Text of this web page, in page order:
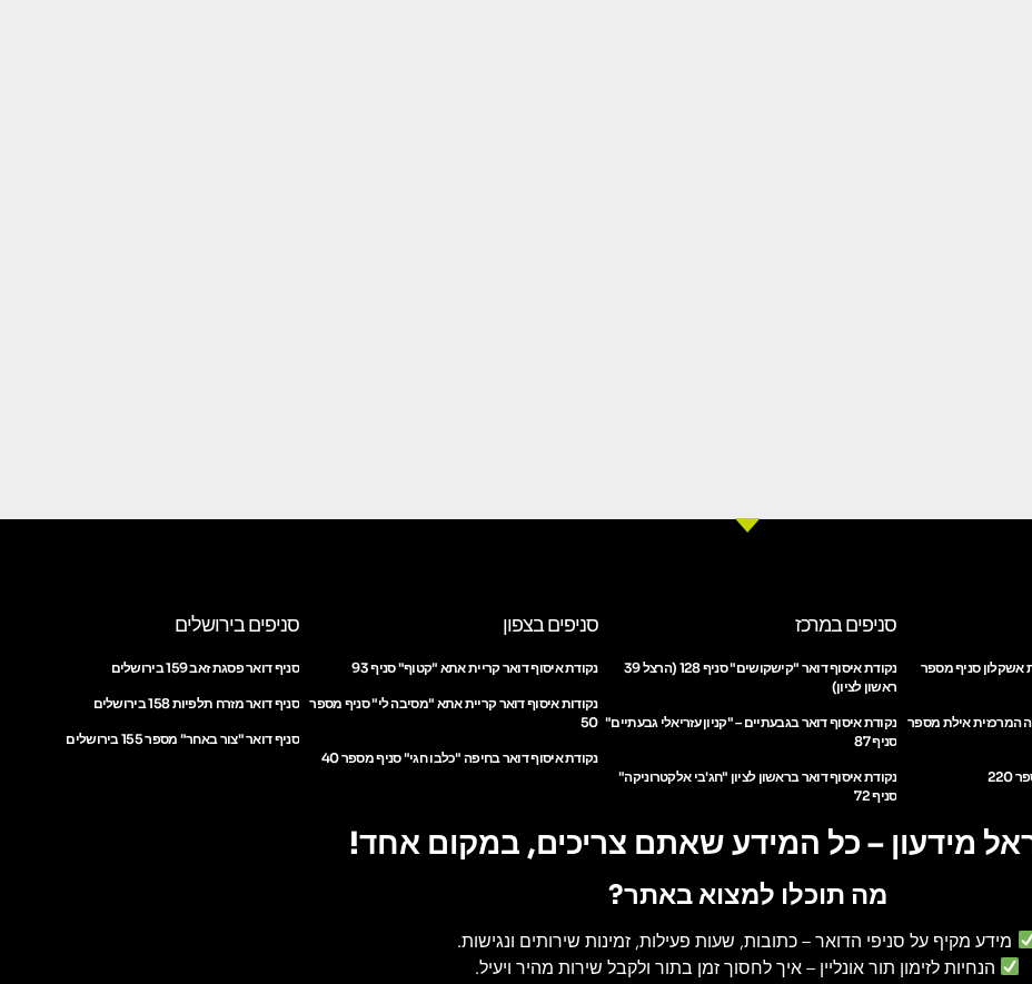
אשקלון סניף מספר
המרכזית אילת מספר
סניפים במרכז
נקודת איסוף דואר "קישקושים" סניף 128 (הרצל 39
ראשון לציון)
נקודת איסוף דואר בגבעתיים – "קניון עזריאלי גבעתיים"
סניף 87
נקודת איסוף דואר בראשון לציון "חג'בי אלקטרוניקה"
סניף 72
סניפים בצפון
נקודת איסוף דואר קריית אתא "קטוף" סניף 93
נקודות איסוף דואר קריית אתא "מסיבה לי" סניף מספר
50
נקודת איסוף דואר בחיפה "כלבו חגי" סניף מספר 40
סניפים בירושלים
סניף דואר פסגת זאב 159 בירושלים
סניף דואר מזרח תלפיות 158 בירושלים
סניף דואר "צור באחר" מספר 155 בירושלים
מידעון – כל המידע שאתם צריכים, במקום אחד!
מה תוכלו למצוא באתר?
מידע מקיף על סניפי הדואר– כתובות, שעות פעילות, זמינות שירותים ונגישות.
הנחיות לזימון תור אונליין – איך לחסוך זמן בתור ולקבל שירות מהיר ויעיל.